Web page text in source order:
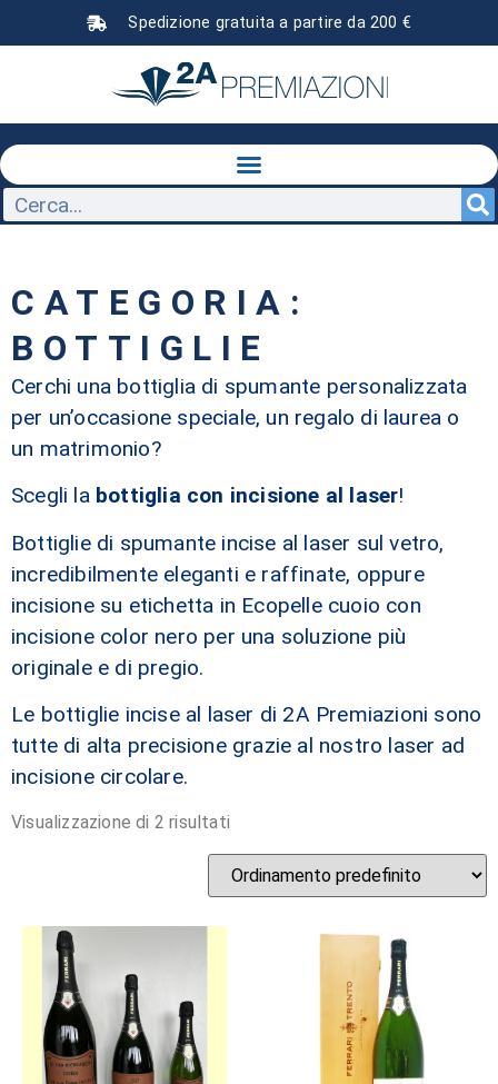
Spedizione gratuita a partire da 200 €
CATEGORIA:
BOTTIGLIE
Cerchi una bottiglia di spumante personalizzata
per un’occasione speciale, un regalo di laurea o
un matrimonio?
Scegli la bottiglia con incisione al laser!
Bottiglie di spumante incise al laser sul vetro,
incredibilmente eleganti e raffinate, oppure
incisione su etichetta in Ecopelle cuoio con
incisione color nero per una soluzione più
originale e di pregio.
Le bottiglie incise al laser di 2A Premiazioni sono
tutte di alta precisione grazie al nostro laser ad
incisione circolare.
Visualizzazione di 2 risultati